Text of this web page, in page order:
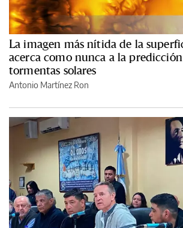
La imagen más nítida de la
acerca como nunca a la
tormentas solares
Antonio Martínez Ron